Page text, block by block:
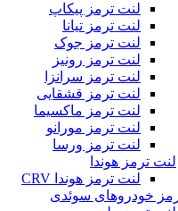
لنت ترمز پیکاپ
لنت ترمز تیانا
لنت ترمز جوک
لنت ترمز رونیز
لنت ترمز سرانزا
لنت ترمز قشقایی
لنت ترمز ماکسیما
لنت ترمز مورانو
لنت ترمز ورسا
لنت ترمز هوندا
لنت ترمز هوندا CRV
خودروهای سوئدی